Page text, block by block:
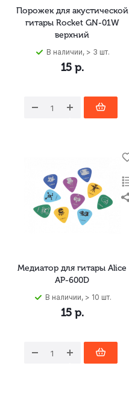
Порожек для акустической
гитары Rocket GN-01W
верхний
В наличии, > 3 шт.
15р.
Медиатор для гитары Alice
AP-600D
В наличии, > 10 шт.
15р.